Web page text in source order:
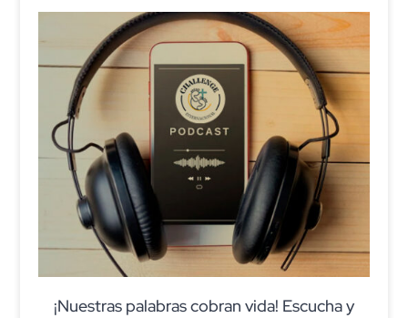
¡Nuestras palabras cobran vida! Escucha y